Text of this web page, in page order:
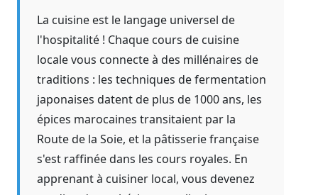
La cuisine est le langage universel de
l'hospitalité ! Chaque cours de cuisine
locale vous connecte à des millénaires de
traditions : les techniques de fermentation
japonaises datent de plus de 1000 ans, les
épices marocaines transitaient par la
Route de la Soie, et la pâtisserie française
s'est raffinée dans les cours royales. En
apprenant à cuisiner local, vous devenez